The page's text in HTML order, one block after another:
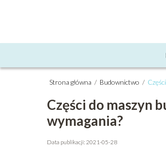
Strona główna / Budownictwo /
Części do maszyn
wymagania?
Data publikacji: 2021-05-28